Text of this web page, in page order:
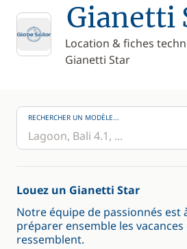
Gianetti
Location & fiches
Gianetti Star
RECHERCHER UN MODÈLE...
Louez un Gianetti Star
Notre équipe de passionnés est
préparer ensemble les
ressemblent.